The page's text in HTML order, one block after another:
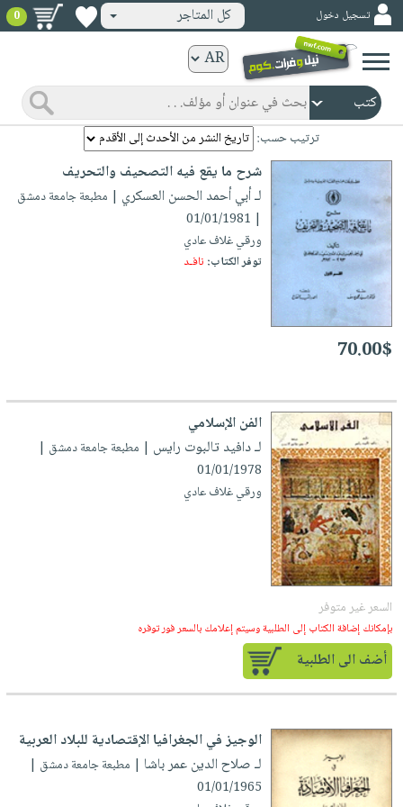
ورقية
المواضيع
صدر
حديثاً
الأكثر
مبيعاً
جوائز
شحن
مخفض
عروض
خاصة
مشوقة
إختياراتنا
كتب
أكاديمية
صندوق
القراءة
English
books
الكترونية
الصفحة
الرئيسية
صدر
حديثاً
الأكثر
مبيعاً
كتب
إختياراتنا
iKitab
بلا
حدود
أسئلة
يتكرر
طرحها
تحميل
iKitab
على
Android
تحميل
على
Apple
كتب
صوتية
الصفحة
الرئيسية
masmu3
أسئلة
يتكرر
طرحها
تحميل
masmu3
على
Android
تحميل
masmu3
على
Apple
أطفال
وناشئة
الرئيسية
المواضيع
الأكثر
مبيعاً
وسائل
تعليمية
صندوق
القراءة
جوائز
تعليمية
الصحة
والعناية
الشخصية
جديد
الكل
أجهزة
العناية
الشخصية
العناية
الشعر
العناية
بالجسم
المطبخ
والسفرة
جديد
الكل
أواني
الطهي
أدوات
متجر
الهدايا
أقسام
تسجيل دخول كل المتاجر 0
ترتيب حسب:
شرح ما يقع فيه التصحيف والتحريف
لـ أبي أحمد الحسن العسكري | مطبعة جامعة دمشق
| 01/01/1981
ورقي غلاف عادي
توفر الكتاب: نافـد
70.00$
الفن الإسلامي
لـ دافيد تالبوت رايس | مطبعة جامعة دمشق |
01/01/1978
ورقي غلاف عادي
السعر غير متوفر
بإمكانك إضافة الكتاب إلى الطلبية وسيتم إعلامك بالسعر فور توفره
أضف الى الطلبية
الوجيز في الجغرافيا الإقتصادية للبلاد العربية
لـ صلاح الدين عمر باشا | مطبعة جامعة دمشق |
01/01/1965